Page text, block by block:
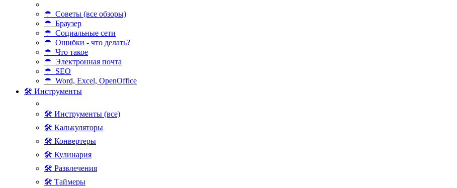
☂ Советы (все обзоры)
☂ Браузер
☂ Социальные сети
☂ Ошибки - что делать?
☂ Что такое
☂ Электронная почта
☂ SEO
☂ Word, Excel, OpenOffice
🛠 Инструменты
🛠 Инструменты (все)
🛠 Калькуляторы
🛠 Конвертеры
🛠 Кулинария
🛠 Развлечения
🛠 Таймеры